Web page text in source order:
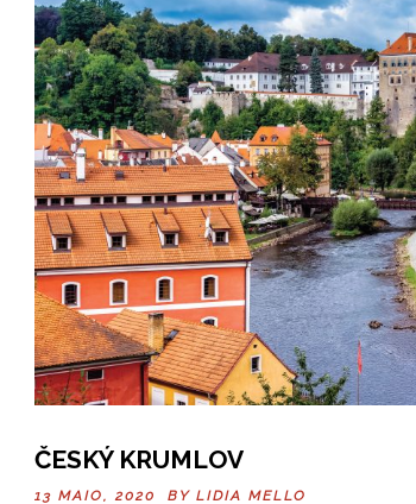
ČESKÝ KRUMLOV
13 MAIO, 2020 BY LIDIA MELLO